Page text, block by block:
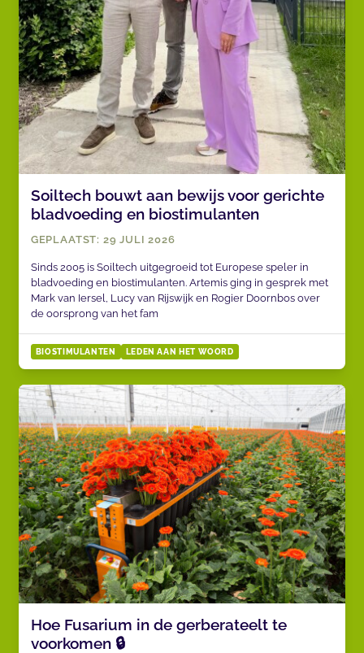
Soiltech bouwt aan bewijs voor gerichte
bladvoeding en biostimulanten
GEPLAATST: 29 JULI 2026
Sinds 2005 is Soiltech uitgegroeid tot Europese speler in
bladvoeding en biostimulanten. Artemis ging in gesprek met
Mark van Iersel, Lucy van Rijswijk en Rogier Doornbos over
de oorsprong van het fam
BIOSTIMULANTEN LEDEN AAN HET WOORD
Hoe Fusarium in de gerberateelt te
voorkomen 🔒